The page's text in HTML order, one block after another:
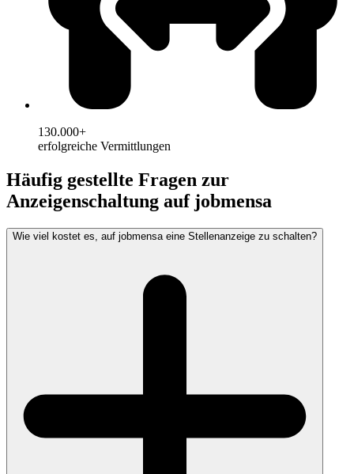
130.000+
erfolgreiche Vermittlungen
Häufig gestellte Fragen zur
Anzeigenschaltung auf jobmensa
Wie viel kostet es, auf jobmensa eine Stellenanzeige zu schalten?